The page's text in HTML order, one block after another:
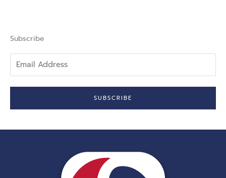
-
f
Subscribe
Address
SUBSCRIBE